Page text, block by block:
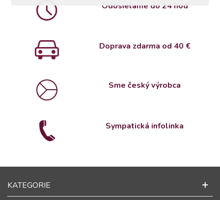
Odosielame do 24 hod
Doprava zdarma od 40 €
Sme český výrobca
Sympatická infolinka
KATEGORIE